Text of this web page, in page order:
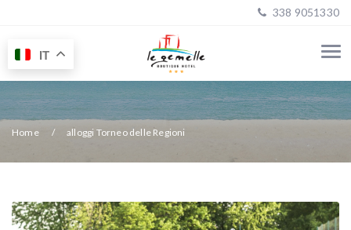
338 9051330
Home alloggi Torneo delle Regioni
IT